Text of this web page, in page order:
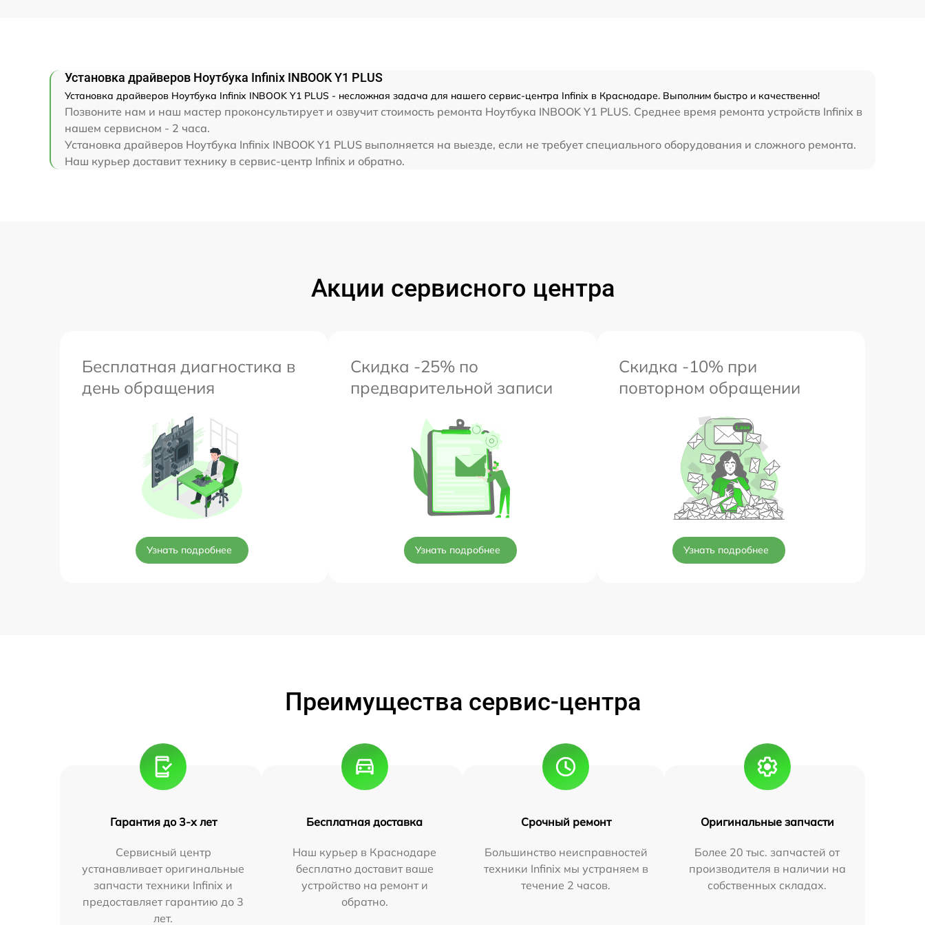
Замена тачпада
Увеличение оперативной памяти от 60 мин 1100 р
Установка драйверов Ноутбука Infinix INBOOK Y1 PLUS
Установка драйверов Ноутбука Infinix INBOOK Y1 PLUS - несложная задача для нашего сервис-центра Infinix в Краснодаре. Выполним быстро и качественно!
Позвоните нам и наш мастер проконсультирует и озвучит стоимость ремонта Ноутбука INBOOK Y1 PLUS. Среднее время ремонта устройств Infinix в
нашем сервисном - 2 часа.
Установка драйверов Ноутбука Infinix INBOOK Y1 PLUS выполняется на выезде, если не требует специального оборудования и сложного ремонта.
Наш курьер доставит технику в сервис-центр Infinix и обратно.
Акции сервисного центра
Бесплатная диагностика в
день обращения
Узнать подробнее
Скидка -25% по
предварительной записи
Узнать подробнее
Скидка -10% при
повторном обращении
Узнать подробнее
Преимущества сервис-центра
Гарантия до 3-х лет
Сервисный центр
устанавливает оригинальные
запчасти техники Infinix и
предоставляет гарантию до 3
лет.
Бесплатная доставка
Наш курьер в Краснодаре
бесплатно доставит ваше
устройство на ремонт и
обратно.
Срочный ремонт
Большинство неисправностей
техники Infinix мы устраняем в
течение 2 часов.
Оригинальные запчасти
Более 20 тыс. запчастей от
производителя в наличии на
собственных складах.